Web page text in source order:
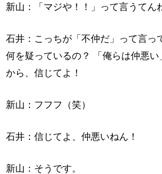
新山：「マジや！！」って言うてん
石井：こっちが「不仲だ」って言っ
何を疑っているの？ 「俺らは仲悪
から、信じてよ！
新山：フフフ（笑）
石井：信じてよ、仲悪いねん！
新山：そうです。